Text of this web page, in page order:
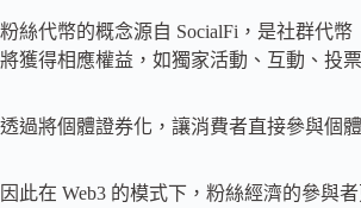
粉絲代幣的概念源自 SocialFi，是社群代
將獲得相應權益，如獨家活動、互動、投
透過將個體證券化，讓消費者直接參與個
因此在 Web3 的模式下，粉絲經濟的參與